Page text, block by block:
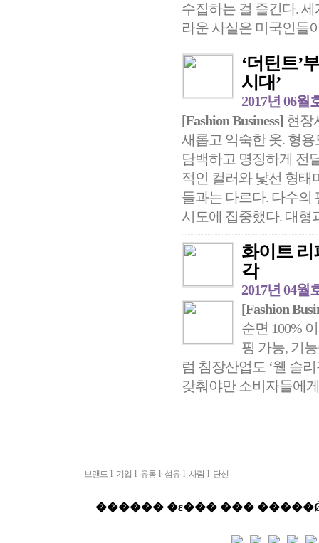
수집하는 걸 즐긴다.
라운 사실은 미국인들
‘더틴트’
시대’
2017년 06월
[Fashion Business] 현장
새롭고 익숙한 옷. 형용
담백하고 명징하게 전
적인 컬러와 낯선 형태
들과는 다르다. 다수의
시도에 집중했다. 대형
화이트 리
각
2017년 04월
[Fashion
순면 100%
핑 가능, 기
럼 침장산업도 ‘웰 슬
갖춰야만 소비자들에
브랜드 l 기업 l 유통 l 섬유 l 사람l 단신